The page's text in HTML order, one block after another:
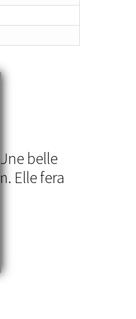
! Une belle
Elle fera